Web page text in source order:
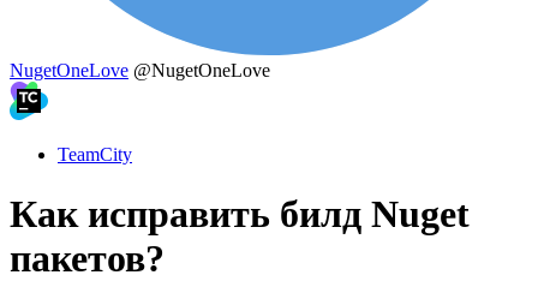
NugetOneLove @NugetOneLove
TeamCity
Как исправить билд Nuget
пакетов?